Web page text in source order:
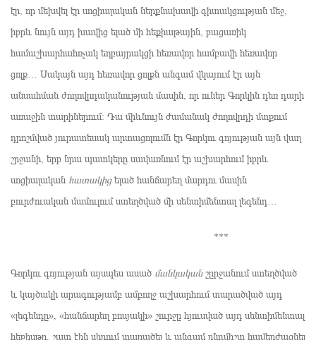
էր, որ մեխվել էր սոցիալական ներքնախավի գիտակցության մեջ,
իբրև նույն այդ խավից ելած մի հեքիաթային, բացառիկ
համաշխարհահռչակ եղբայրակցի հեռավոր համբավի հեռավոր
ցոլք… Սակայն այդ հեռավոր ցոլքն անգամ վկայում էր այն
անսահման ժողովրդականության մասին, որ ուներ Գորկին դեռ դարի
առաջին տարիներում: Դա միևնույն ժամանակ ժողովրդի մտքում
դրոշմված յուրատեսակ արտացոլումն էր Գորկու գոյության այն վաղ
շրջանի, երբ նրա պատկերը սավառնում էր աշխարհում իբրև
սոցիալական հատակիցելած հանճարեղ մարդու մասին
բուրժուական մամուլում ստեղծված մի սենտիմենտալ լեգենդ…
***
Գորկու գոյության այսպես ասած մանկականշըրջանում ստեղծված
և կայծակի արագությամբ ամբողջ աշխարհում տարածված այդ
«լեգենդը», «հանճարեղ բոսյակի» շուրջը հյուսված այդ սենտիմենտալ
հեքիսթը, շատ էին սիրում տարածել և անգամ ընդմիշտ հավերժացնել